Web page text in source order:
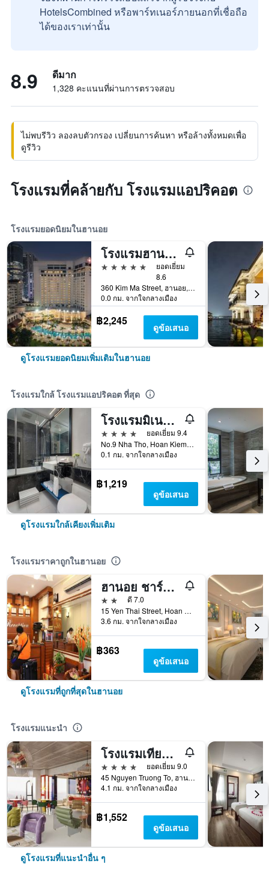
HotelsCombined หรือพาร์ทเนอร์ภายนอกที่เชื่อถือ
ได้ของเราเท่านั้น
8.9 ดีมาก
1,328 คะแนนที่ผ่านการตรวจสอบ
ไม่พบรีวิว ลองลบตัวกรอง เปลี่ยนการค้นหา หรือล้างทั้งหมดเพื่อ
ดูรีวิว
โรงแรมที่คล้ายกับ โรงแรมแอปริคอต
โรงแรมยอดนิยมในฮานอย
โรงแรมฮานอย แดวู
5 ดาว
ยอดเยี่ยม
8.6
360 Kim Ma Street, ฮานอย, เวียดนาม
0.0 กม. จากใจกลางเมือง
฿2,245 ดูข้อเสนอ
ดูโรงแรมยอดนิยมเพิ่มเติมในฮานอย
โรงแรมใกล้ โรงแรมแอปริคอต ที่สุด
โรงแรมมิเนอร์วา เชิร์ช
4 ดาว
ยอดเยี่ยม 9.4
No.9 Nha Tho, Hoan Kiem, ฮานอย, เวียดนาม
0.1 กม. จากใจกลางเมือง
฿1,219
ดูข้อเสนอ
ดูโรงแรมใกล้เคียงเพิ่มเติม
โรงแรมราคาถูกในฮานอย
ฮานอย ชาร์มิ่ง เฮาส์
2 ดาว
ดี 7.0
15 Yen Thai Street, Hoan Kiem, ฮานอย, เวียดนาม
3.6 กม. จากใจกลางเมือง
฿363
ดูข้อเสนอ
ดูโรงแรมที่ถูกที่สุดในฮานอย
โรงแรมแนะนำ
โรงแรมเทียนไท
4 ดาว
ยอดเยี่ยม 9.0
45 Nguyen Truong To, ฮานอย, เวียดนาม
4.1 กม. จากใจกลางเมือง
฿1,552
ดูข้อเสนอ
ดูโรงแรมที่แนะนำอื่น ๆ